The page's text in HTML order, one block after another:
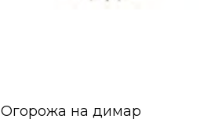
Огорожа на димар